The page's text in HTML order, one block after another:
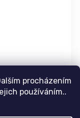
procházením
používáním..